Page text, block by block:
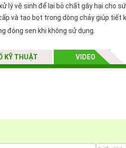
lý vệ sinh để lại bỏ chất gây hại cho
và tạo bọt trong dòng chảy giúp tiết
đóng sen khi không sử dụng.
KỸ THUẬT VIDEO